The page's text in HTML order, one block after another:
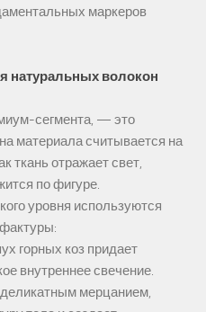
маркеров
натуральных волокон
сегмента, — это
материала считывается на
ткань отражает свет,
по фигуре.
уровня используются
горных коз придает
внутреннее свечение.
мерцанием,